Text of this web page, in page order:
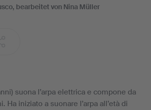
bearbeitet von Nina Müller
suona l’arpa elettrica e compone da
Ha iniziato a suonare l’arpa all’età di